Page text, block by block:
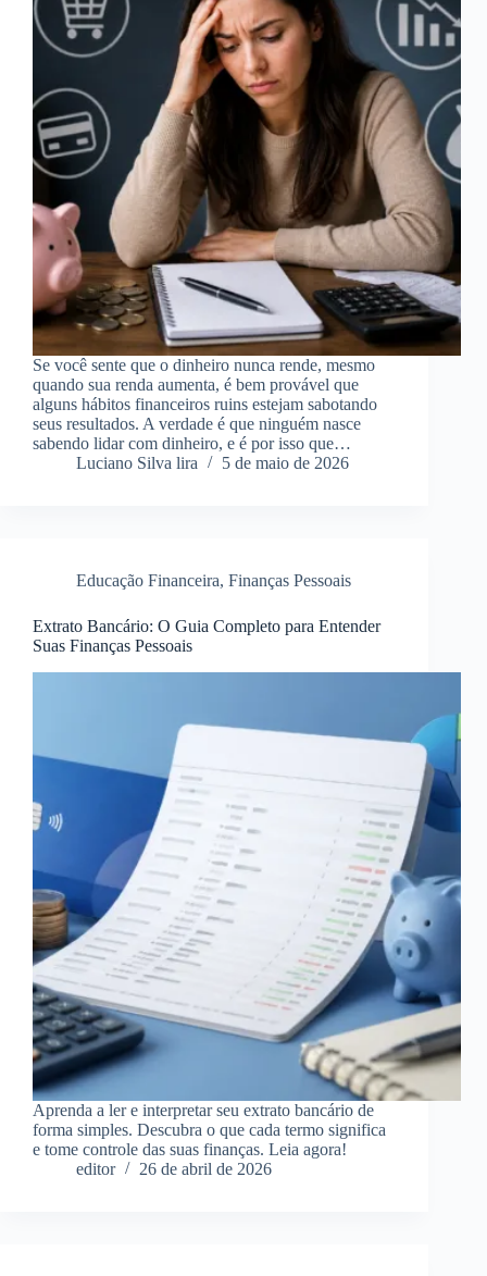
Se você sente que o dinheiro nunca rende, mesmo
quando sua renda aumenta, é bem provável que
alguns hábitos financeiros ruins estejam sabotando
seus resultados. A verdade é que ninguém nasce
sabendo lidar com dinheiro, e é por isso que…
Luciano Silva lira
5 de maio de 2026
Educação Financeira, Finanças Pessoais
Extrato Bancário: O Guia Completo para Entender
Suas Finanças Pessoais
Aprenda a ler e interpretar seu extrato bancário de
forma simples. Descubra o que cada termo significa
e tome controle das suas finanças. Leia agora!
editor
26 de abril de 2026